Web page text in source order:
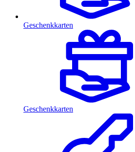
Geschenkkarten
Geschenkkarten